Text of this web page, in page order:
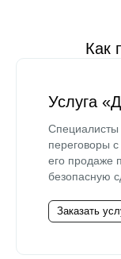
Как
Услуга
Специалисты
переговоры
его продаже
безопасную
Заказать